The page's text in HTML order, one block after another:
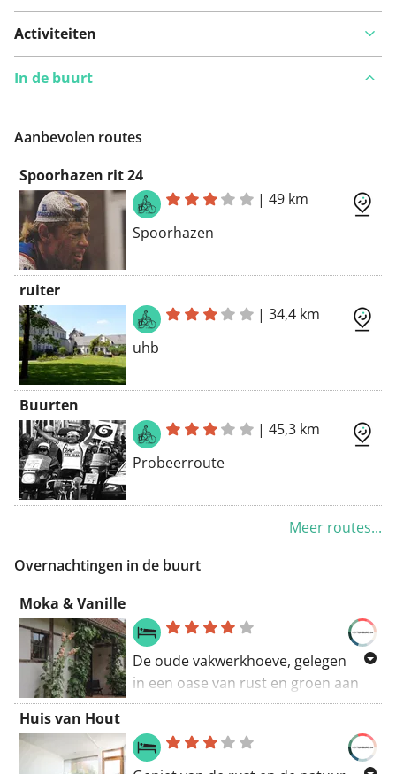
Activiteiten
In de buurt
Aanbevolen routes
Spoorhazen rit 24
|49 km
Spoorhazen
ruiter
|34,4 km
uhb
Buurten
|45,3 km
Probeerroute
Meer routes...
Overnachtingen in de buurt
Moka & Vanille
De oude vakwerkhoeve, gelegen
in een oase van rust en groen aan
de Mangelbeek, werd vakkundig
sober en harmonisch vormgegeven
Huis van Hout